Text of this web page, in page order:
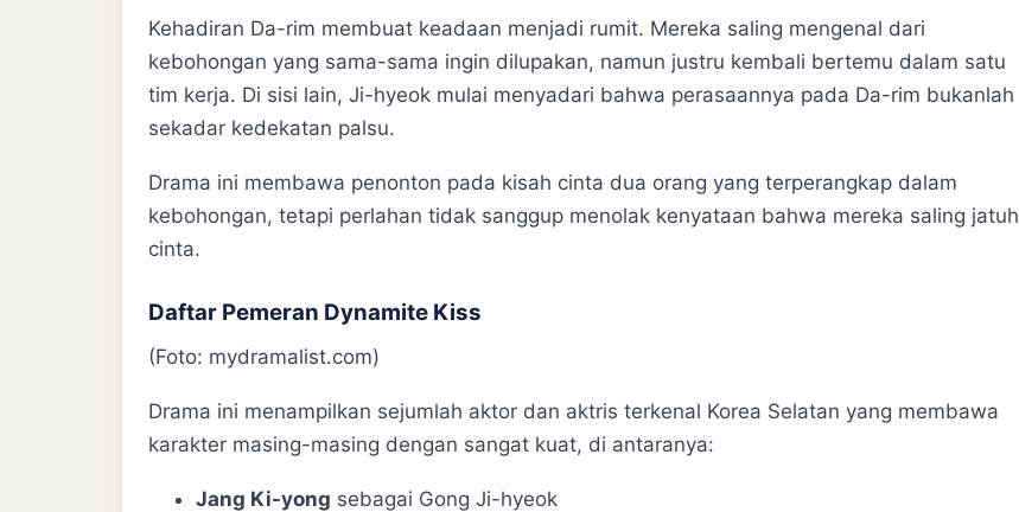
Kehadiran Da-rim membuat keadaan menjadi rumit. Mereka saling mengenal dari
kebohongan yang sama-sama ingin dilupakan, namun justru kembali bertemu dalam satu
tim kerja. Di sisi lain, Ji-hyeok mulai menyadari bahwa perasaannya pada Da-rim bukanlah
sekadar kedekatan palsu.
Drama ini membawa penonton pada kisah cinta dua orang yang terperangkap dalam
kebohongan, tetapi perlahan tidak sanggup menolak kenyataan bahwa mereka saling jatuh
cinta.
Daftar Pemeran Dynamite Kiss
(Foto: mydramalist.com)
Drama ini menampilkan sejumlah aktor dan aktris terkenal Korea Selatan yang membawa
karakter masing-masing dengan sangat kuat, di antaranya:
Jang Ki-yong sebagai Gong Ji-hyeok